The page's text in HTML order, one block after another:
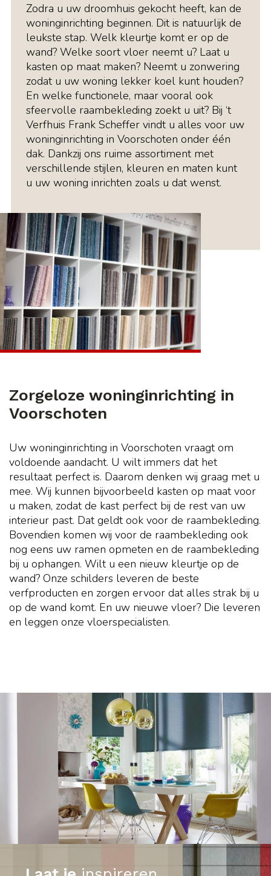
Zodra u uw droomhuis gekocht heeft, kan de
woninginrichting beginnen. Dit is natuurlijk de
leukste stap. Welk kleurtje komt er op de
wand? Welke soort vloer neemt u? Laat u
kasten op maat maken? Neemt u zonwering
zodat u uw woning lekker koel kunt houden?
En welke functionele, maar vooral ook
sfeervolle raambekleding zoekt u uit? Bij ‘t
Verfhuis Frank Scheffer vindt u alles voor uw
woninginrichting in Voorschoten onder één
dak. Dankzij ons ruime assortiment met
verschillende stijlen, kleuren en maten kunt
u uw woning inrichten zoals u dat wenst.
Zorgeloze woninginrichting in
Voorschoten
Uw woninginrichting in Voorschoten vraagt om
voldoende aandacht. U wilt immers dat het
resultaat perfect is. Daarom denken wij graag met u
mee. Wij kunnen bijvoorbeeld kasten op maat voor
u maken, zodat de kast perfect bij de rest van uw
interieur past. Dat geldt ook voor de raambekleding.
Bovendien komen wij voor de raambekleding ook
nog eens uw ramen opmeten en de raambekleding
bij u ophangen. Wilt u een nieuw kleurtje op de
wand? Onze schilders leveren de beste
verfproducten en zorgen ervoor dat alles strak bij u
op de wand komt. En uw nieuwe vloer? Die leveren
en leggen onze vloerspecialisten.